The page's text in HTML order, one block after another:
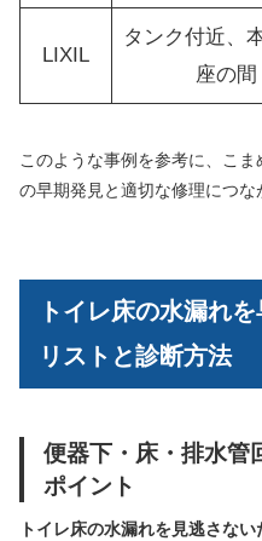
LIXIL
タンク付近、
座の間
このような事例を参考に、こ
の早期発見と適切な修理につな
トイレ床の水漏れ
リストと診断方法
便器下・床・排水管
ポイント
トイレ床の水漏れを見逃さな